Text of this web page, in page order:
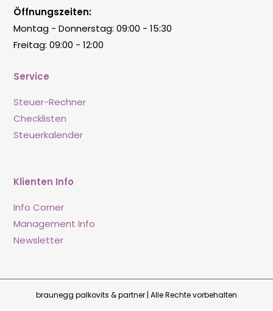
Service
Steuer-Rechner
Checklisten
Steuerkalender
Klienten Info
Info Corner
Management Info
Newsletter
Öffnungszeiten:
Montag - Donnerstag: 09:00 - 15:30
Freitag: 09:00 - 12:00
braunegg palkovits & partner | Alle Rechte vorbehalten